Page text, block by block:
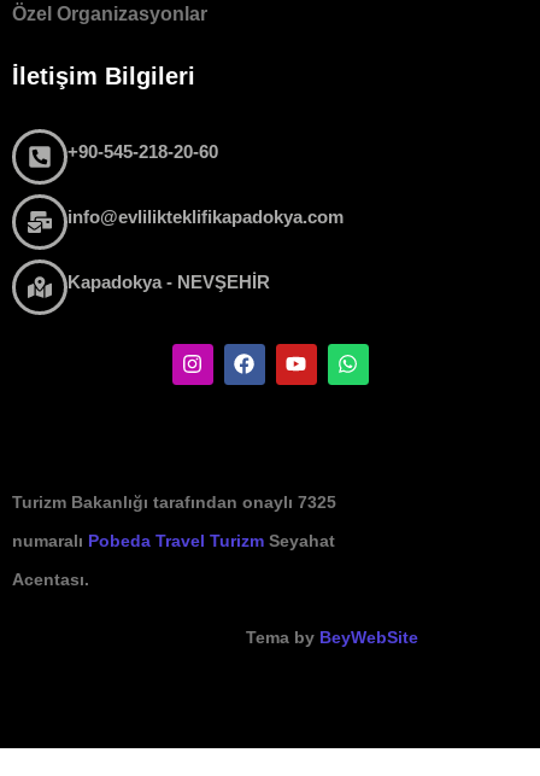
Özel Organizasyonlar
İletişim Bilgileri
+90-545-218-20-60
info@evlilikteklifikapadokya.com
Kapadokya - NEVŞEHİR
Turizm Bakanlığı tarafından onaylı 7325
numaralı Pobeda Travel Turizm Seyahat
Acentası.
Tema by BeyWebSite